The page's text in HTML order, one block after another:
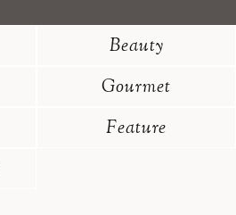
Beauty
Gourmet
Feature